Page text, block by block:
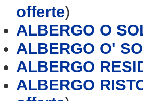
offerte)
ALBERGO O
ALBERGO O'
ALBERGO
ALBERGO